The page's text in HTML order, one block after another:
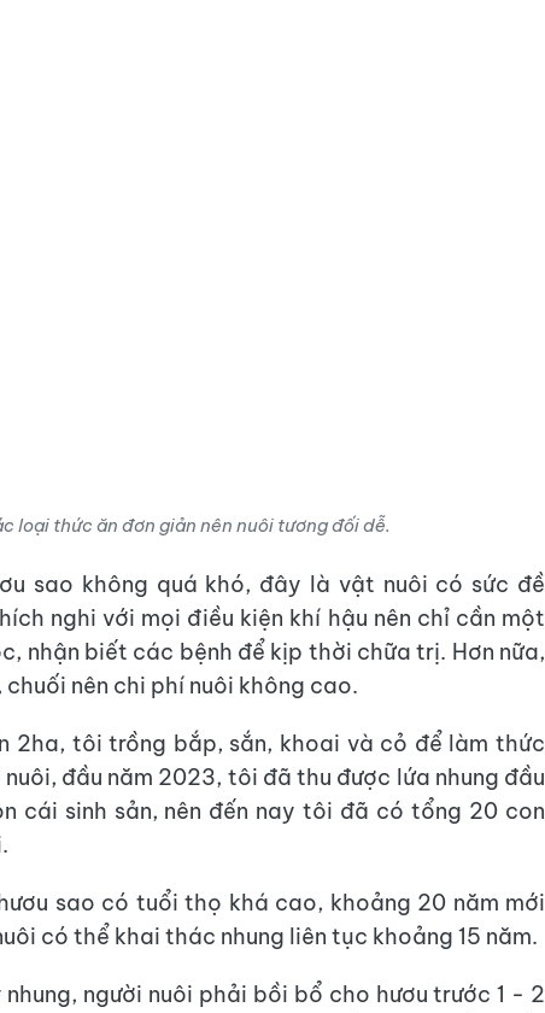
loại thức ăn đơn giản nên nuôi tương đối dễ.
sao không quá khó, đây là vật nuôi có sức đề
nghi với mọi điều kiện khí hậu nên chỉ cần một
nhận biết các bệnh để kịp thời chữa trị. Hơn nữa,
chuối nên chi phí nuôi không cao.
2ha, tôi trồng bắp, sắn, khoai và cỏ để làm thức
nuôi, đầu năm 2023, tôi đã thu được lứa nhung đầu
cái sinh sản, nên đến nay tôi đã có tổng 20 con
sao có tuổi thọ khá cao, khoảng 20 năm mới
có thể khai thác nhung liên tục khoảng 15 năm.
người nuôi phải bồi bổ cho hươu trước 1 - 2